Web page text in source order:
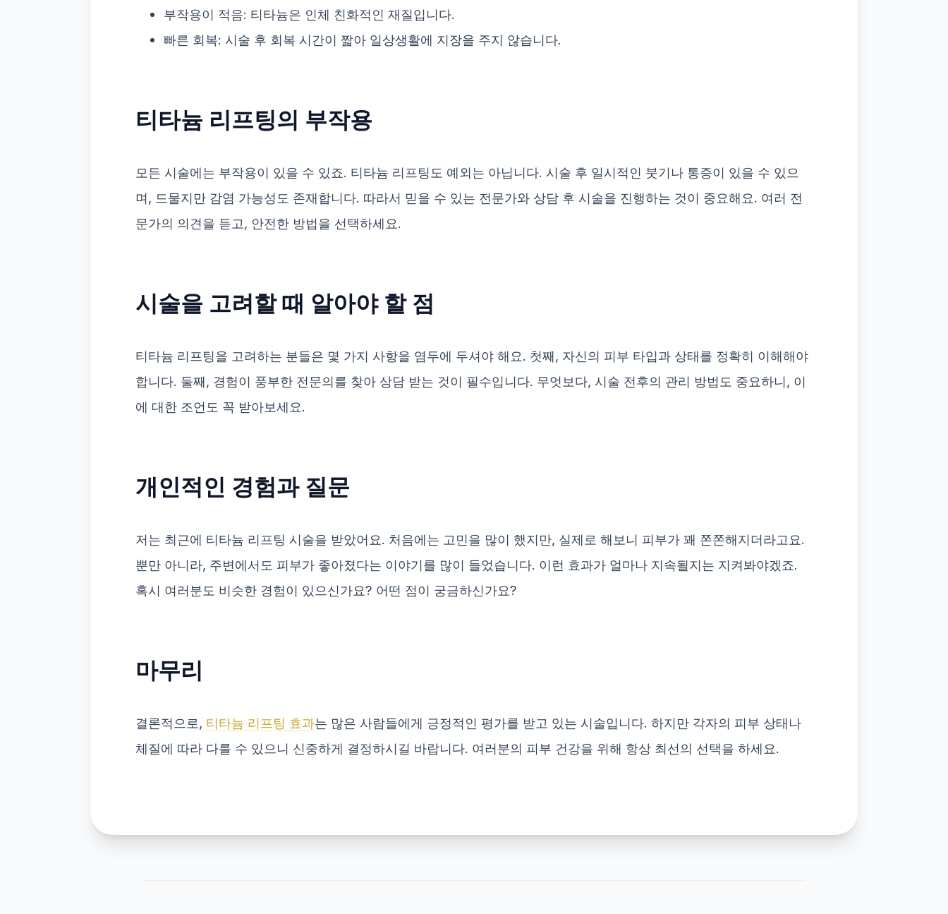
부작용이 적음: 티타늄은 인체 친화적인 재질입니다.
빠른 회복: 시술 후 회복 시간이 짧아 일상생활에 지장을 주지 않습니다.
티타늄 리프팅의 부작용
모든 시술에는 부작용이 있을 수 있죠. 티타늄 리프팅도 예외는 아닙니다. 시술 후 일시적인 붓기나 통증이 있을 수 있으
며, 드물지만 감염 가능성도 존재합니다. 따라서 믿을 수 있는 전문가와 상담 후 시술을 진행하는 것이 중요해요. 여러 전
문가의 의견을 듣고, 안전한 방법을 선택하세요.
시술을 고려할 때 알아야 할 점
티타늄 리프팅을 고려하는 분들은 몇 가지 사항을 염두에 두셔야 해요. 첫째, 자신의 피부 타입과 상태를 정확히 이해해야
합니다. 둘째, 경험이 풍부한 전문의를 찾아 상담 받는 것이 필수입니다. 무엇보다, 시술 전후의 관리 방법도 중요하니, 이
에 대한 조언도 꼭 받아보세요.
개인적인 경험과 질문
저는 최근에 티타늄 리프팅 시술을 받았어요. 처음에는 고민을 많이 했지만, 실제로 해보니 피부가 꽤 쫀쫀해지더라고요.
뿐만 아니라, 주변에서도 피부가 좋아졌다는 이야기를 많이 들었습니다. 이런 효과가 얼마나 지속될지는 지켜봐야겠죠.
혹시 여러분도 비슷한 경험이 있으신가요? 어떤 점이 궁금하신가요?
마무리
결론적으로, 티타늄 리프팅 효과는 많은 사람들에게 긍정적인 평가를 받고 있는 시술입니다. 하지만 각자의 피부 상태나
체질에 따라 다를 수 있으니 신중하게 결정하시길 바랍니다. 여러분의 피부 건강을 위해 항상 최선의 선택을 하세요.